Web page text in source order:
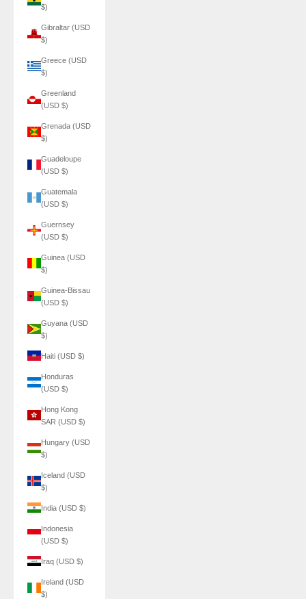
$)
Gibraltar (USD
$)
Greece (USD
$)
Greenland
(USD $)
Grenada (USD
$)
Guadeloupe
(USD $)
Guatemala
(USD $)
Guernsey
(USD $)
Guinea (USD
$)
Guinea-Bissau
(USD $)
Guyana (USD
$)
Haiti (USD $)
Honduras
(USD $)
Hong Kong
SAR (USD $)
Hungary (USD
$)
Iceland (USD
$)
India (USD $)
Indonesia
(USD $)
Iraq (USD $)
Ireland (USD
$)